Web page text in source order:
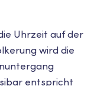
Uhrzeit auf der
wird die
entspricht